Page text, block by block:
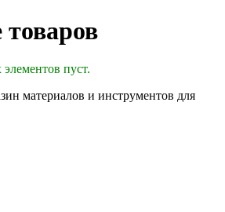
пуст.
материалов и инструментов для